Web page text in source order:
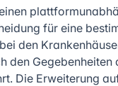
für eine
den
den Gegebenheiten
Die Erweiterung